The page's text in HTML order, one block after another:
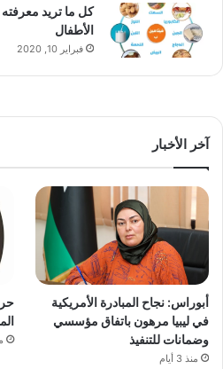
كل ما تريد
الأطفال
فبراير 10, 2020
آخر الأخبار
أبوراس: نجاح المبادرة الأمريكية
في ليبيا مرهون باتفاق مؤسسي
وضمانات للتنفيذ
منذ 3 أيام